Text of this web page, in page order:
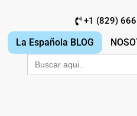
+1 (829)
La Española BLOG
Buscar: